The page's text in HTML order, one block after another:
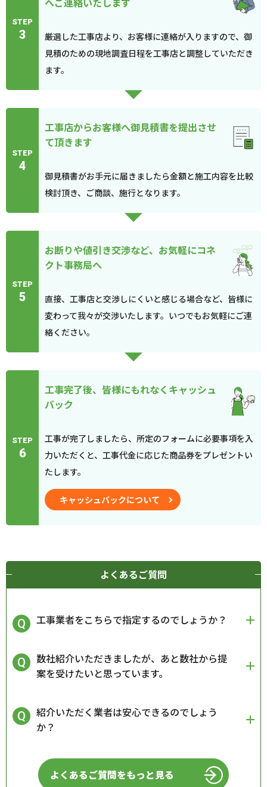
STEP
3
厳選した工事店より、お客様に連絡が入りますので、御
見積のための現地調査日程を工事店と調整していただき
ます。
STEP
4
工事店からお客様へ御見積書を提出させ
て頂きます
御見積書がお手元に届きましたら金額と施工内容を比較
検討頂き、ご商談、施行となります。
STEP
5
お断りや値引き交渉など、お気軽にコネ
クト事務局へ
直接、工事店と交渉しにくいと感じる場合など、皆様に
変わって我々が交渉いたします。いつでもお気軽にご連
絡ください。
STEP
6
工事完了後、皆様にもれなくキャッシュ
バック
工事が完了しましたら、所定のフォームに必要事項を入
力いただくと、工事代金に応じた商品券をプレゼントい
たします。
キャッシュバックについて
よくあるご質問
工事業者をこちらで指定するのでしょうか？
数社紹介いただきましたが、あと数社から提
案を受けたいと思っています。
紹介いただく業者は安心できるのでしょう
か？
よくあるご質問をもっと見る